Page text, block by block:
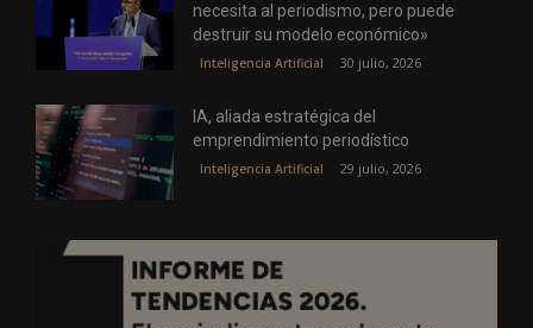
necesita al periodismo, pero puede
destruir su modelo económico»
Inteligencia Artificial 30 julio, 2026
IA, aliada estratégica del
emprendimiento periodístico
Inteligencia Artificial 29 julio, 2026